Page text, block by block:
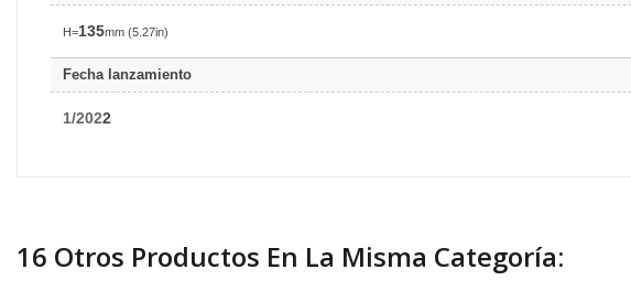
H=135mm (5.27in)
Fecha lanzamiento
1/2022
16 Otros Productos En La Misma Categoría: